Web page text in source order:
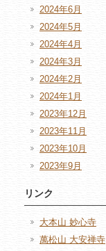
2024年6月
2024年5月
2024年4月
2024年3月
2024年2月
2024年1月
2023年12月
2023年11月
2023年10月
2023年9月
リンク
大本山 妙心寺
萬松山 大安禅寺